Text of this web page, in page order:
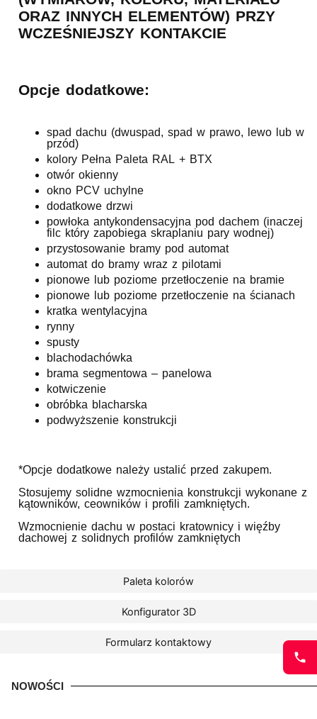
Paleta kolorów
Konfigurator 3D
Formularz kontaktowy
ORAZ INNYCH ELEMENTÓW) PRZY
WCZEŚNIEJSZY KONTAKCIE
Opcje dodatkowe:
spad dachu (dwuspad, spad w prawo, lewo lub w
przód)
kolory Pełna Paleta RAL + BTX
otwór okienny
okno PCV uchylne
dodatkowe drzwi
powłoka antykondensacyjna pod dachem (inaczej
filc który zapobiega skraplaniu pary wodnej)
przystosowanie bramy pod automat
automat do bramy wraz z pilotami
pionowe lub poziome przetłoczenie na bramie
pionowe lub poziome przetłoczenie na ścianach
kratka wentylacyjna
rynny
spusty
blachodachówka
brama segmentowa – panelowa
kotwiczenie
obróbka blacharska
podwyższenie konstrukcji
*Opcje dodatkowe należy ustalić przed zakupem.
Stosujemy solidne wzmocnienia konstrukcji wykonane z
kątowników, ceowników i profili zamkniętych.
Wzmocnienie dachu w postaci kratownicy i więźby
dachowej z solidnych profilów zamkniętych
NOWOŚCI